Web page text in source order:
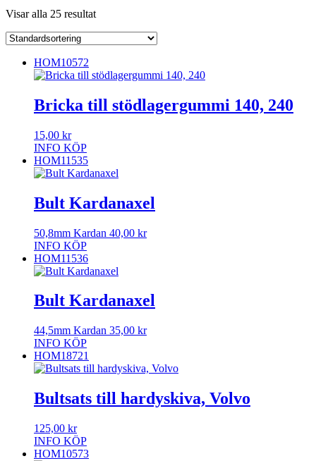
Visar alla 25 resultat
HOM10572
Bricka till stödlagergummi 140, 240
15,00 kr
INFO KÖP
HOM11535
Bult Kardanaxel
50,8mm Kardan 40,00 kr
INFO KÖP
HOM11536
Bult Kardanaxel
44,5mm Kardan 35,00 kr
INFO KÖP
HOM18721
Bultsats till hardyskiva, Volvo
125,00 kr
INFO KÖP
HOM10573